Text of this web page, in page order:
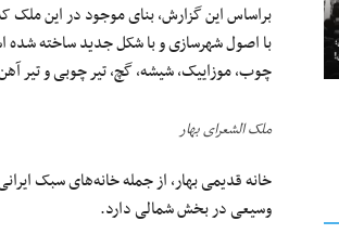
براساس این گزارش، بنای موجود در این ملک
با اصول شهرسازی و با شکل جدید ساخته شده
چوب، موزاییک، شیشه، گچ، تیر چوبی و تیر
ملک الشعرای بهار
خانه قدیمی بهار، از جمله خانه‌های سبک
وسیعی در بخش شمالی دارد.